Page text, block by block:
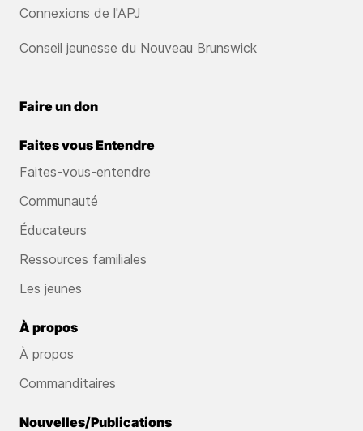
Connexions de l'APJ
Conseil jeunesse du Nouveau Brunswick
Faire un don
Faites vous Entendre
Faites-vous-entendre
Communauté
Éducateurs
Ressources familiales
Les jeunes
À propos
À propos
Commanditaires
Nouvelles/Publications